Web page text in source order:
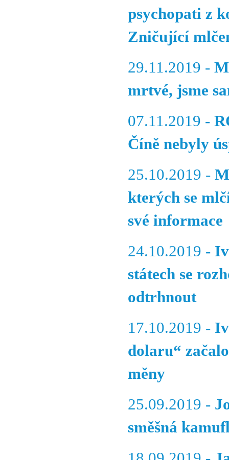
psychopati z
Zničující
29.11.2019 -
mrtvé, jsme
07.11.2019 -
Číně nebyly
25.10.2019 -
kterých se
své informace
24.10.2019 -
státech se
odtrhnout
17.10.2019 -
dolaru“
měny
25.09.2019 -
směšná